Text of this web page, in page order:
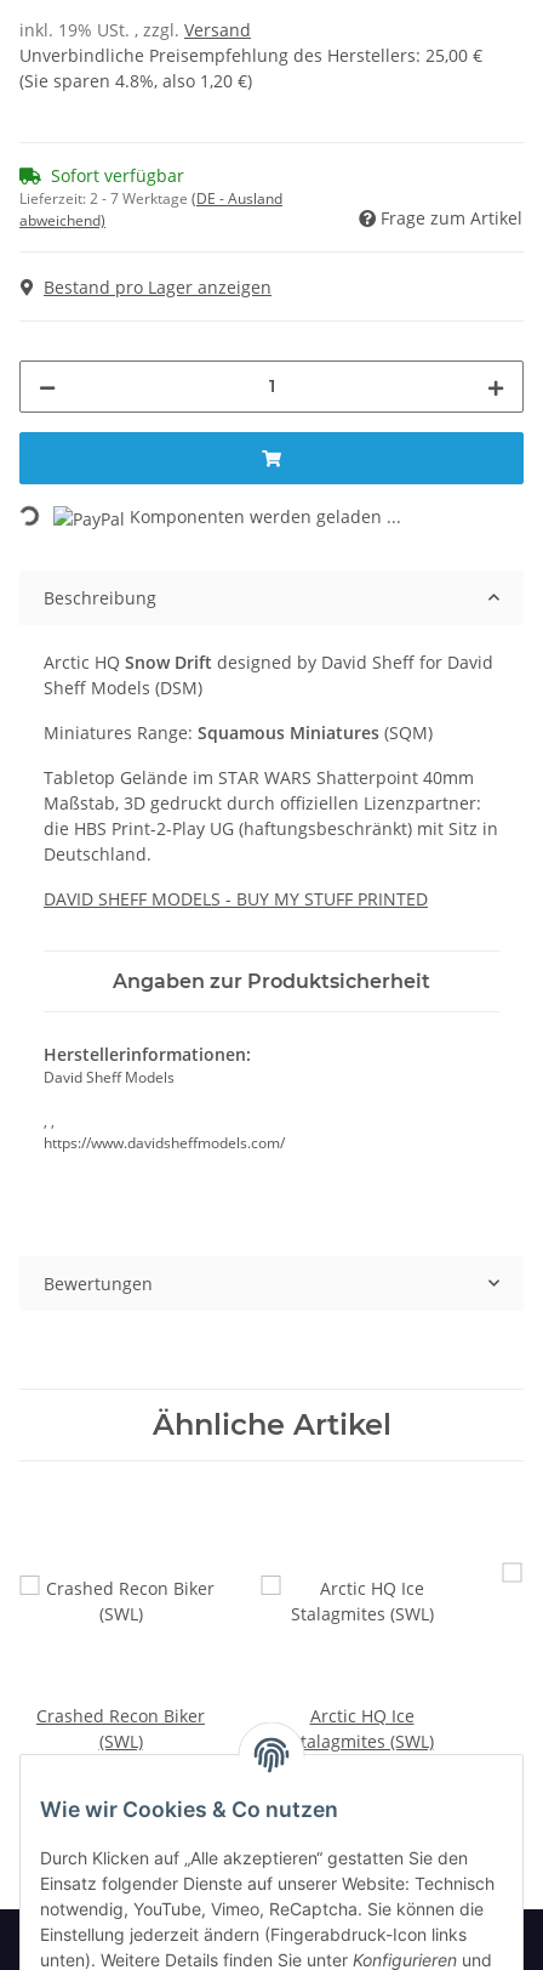
inkl. 19% USt. , zzgl. Versand
Unverbindliche Preisempfehlung des Herstellers: 25,00 €
(Sie sparen 4.8%, also 1,20 €)
Sofort verfügbar
Lieferzeit:2 - 7 Werktage (DE - Ausland
abweichend)
Frage zum Artikel
Bestand pro Lager anzeigen
Loading... Komponenten werden geladen ...
Beschreibung
Arctic HQ Snow Drift designed by David Sheff for David
Sheff Models (DSM)
Miniatures Range: Squamous Miniatures (SQM)
Tabletop Gelände im STAR WARS Shatterpoint 40mm
Maßstab, 3D gedruckt durch offiziellen Lizenzpartner:
die HBS Print-2-Play UG (haftungsbeschränkt) mit Sitz in
Deutschland.
DAVID SHEFF MODELS - BUY MY STUFF PRINTED
Angaben zur Produktsicherheit
Herstellerinformationen:
David Sheff Models
, ,
https://www.davidsheffmodels.com/
Bewertungen
Ähnliche Artikel
Crashed Recon Biker
(SWL)
Arctic HQ Ice
Stalagmites (SWL)
Wie wir Cookies & Co nutzen
Durch Klicken auf „Alle akzeptieren“ gestatten Sie den
Einsatz folgender Dienste auf unserer Website: Technisch
notwendig, YouTube, Vimeo, ReCaptcha. Sie können die
Einstellung jederzeit ändern (Fingerabdruck-Icon links
unten). Weitere Details finden Sie unter Konfigurieren und